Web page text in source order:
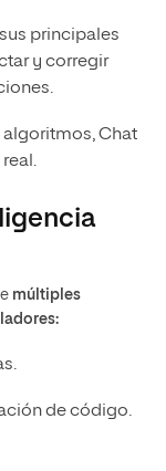
principales
y corregir
Chat
múltiples
de código.